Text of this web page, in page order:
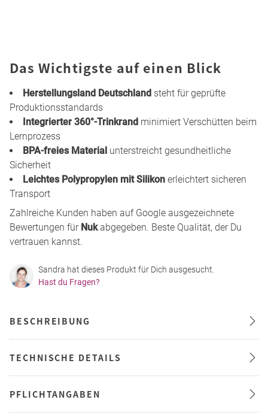
Das Wichtigste auf einen Blick
Herstellungsland Deutschland steht für geprüfte
Produktionsstandards
Integrierter 360°-Trinkrand minimiert Verschütten beim
Lernprozess
BPA-freies Material unterstreicht gesundheitliche
Sicherheit
Leichtes Polypropylen mit Silikon erleichtert sicheren
Transport
Zahlreiche Kunden haben auf Google ausgezeichnete
Bewertungen für Nukabgegeben. Beste Qualität, der Du
vertrauen kannst.
Sandra hat dieses Produkt für Dich ausgesucht.
Hast du Fragen?
BESCHREIBUNG
TECHNISCHE DETAILS
PFLICHTANGABEN